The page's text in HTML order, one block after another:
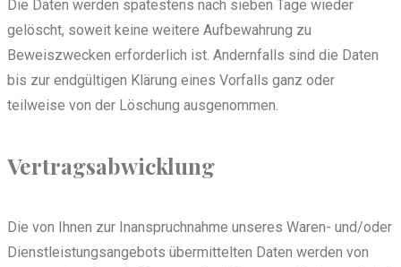
Die Daten werden spätestens nach sieben Tage wieder
gelöscht, soweit keine weitere Aufbewahrung zu
Beweiszwecken erforderlich ist. Andernfalls sind die Daten
bis zur endgültigen Klärung eines Vorfalls ganz oder
teilweise von der Löschung ausgenommen.
Vertragsabwicklung
Die von Ihnen zur Inanspruchnahme unseres Waren- und/oder
Dienstleistungsangebots übermittelten Daten werden von